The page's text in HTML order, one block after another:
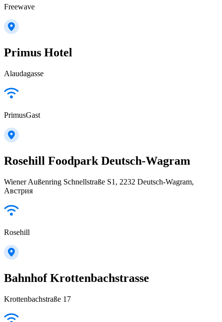
Freewave
Primus Hotel
Alaudagasse
PrimusGast
Rosehill Foodpark Deutsch-Wagram
Wiener Außenring Schnellstraße S1, 2232 Deutsch-Wagram,
Австрия
Rosehill
Bahnhof Krottenbachstrasse
Krottenbachstraße 17